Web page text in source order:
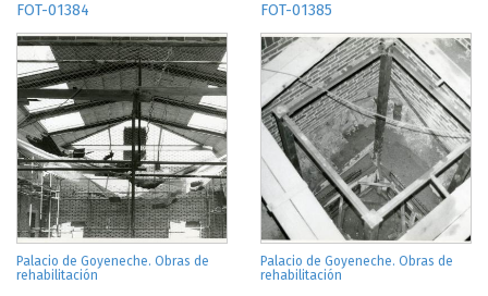
FOT-01384
Palacio de Goyeneche. Obras de
rehabilitación
FOT-01385
Palacio de Goyeneche. Obras de
rehabilitación